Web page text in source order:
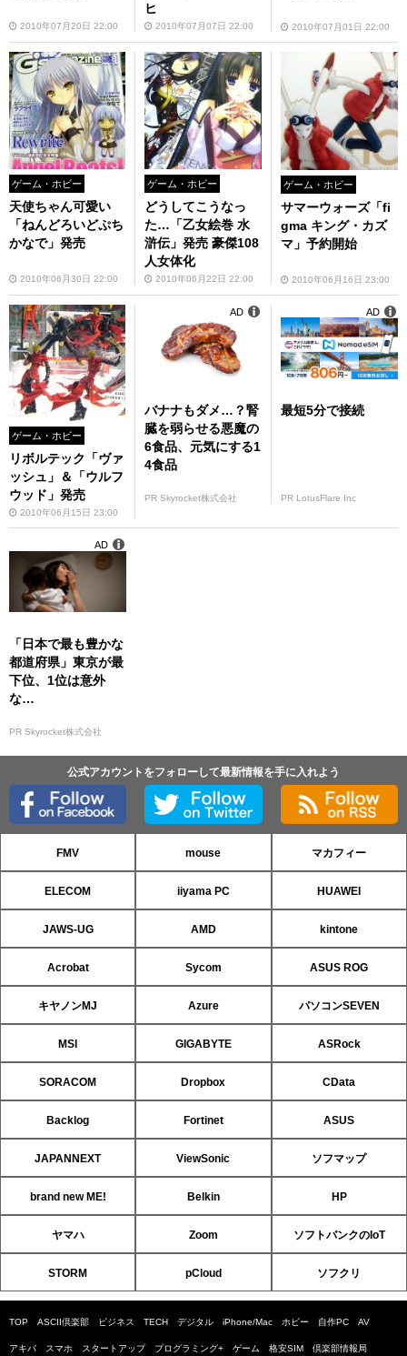
2010年07月20日 22:00
ヒ
2010年07月07日 22:00 2010年07月01日 22:00
ゲーム・ホビー
天使ちゃん可愛い
「ねんどろいどぷち
かなで」発売
2010年06月30日 22:00
ゲーム・ホビー
どうしてこうなっ
た…「乙女絵巻 水
滸伝」発売 豪傑108
人女体化
2010年06月22日 22:00
ゲーム・ホビー
サマーウォーズ「fi
gma キング・カズ
マ」予約開始
2010年06月16日 23:00
ゲーム・ホビー
リボルテック「ヴァ
ッシュ」＆「ウルフ
ウッド」発売
2010年06月15日 23:00
バナナもダメ…？腎
臓を弱らせる悪魔の
6食品、元気にする1
4食品
PR Skyrocket株式会社
AD
最短5分で接続
PR LotusFlare Inc
AD
「日本で最も豊かな
都道府県」東京が最
下位、1位は意外
な…
PR Skyrocket株式会社
AD
公式アカウントをフォローして最新情報を手に入れよう
FMV mouse マカフィー
ELECOM iiyama PC HUAWEI
JAWS-UG AMD kintone
Acrobat Sycom ASUS ROG
キヤノンMJ Azure パソコンSEVEN
MSI GIGABYTE ASRock
SORACOM Dropbox CData
Backlog Fortinet ASUS
JAPANNEXT ViewSonic ソフマップ
brand new ME! Belkin HP
ヤマハ Zoom ソフトバンクのIoT
STORM pCloud ソフクリ
TOP ASCII倶楽部 ビジネス TECH デジタル iPhone/Mac ホビー 自作PC AV
アキバ スマホ スタートアップ プログラミング+ ゲーム 格安SIM 倶楽部情報局